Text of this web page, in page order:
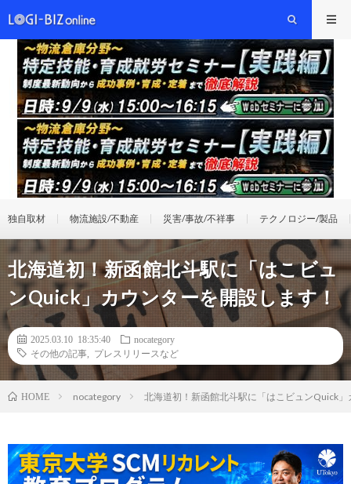
独自取材 物流施設/不動産 災害/事故/不祥事 テクノロジー/製品
北海道初！新函館北斗駅に「はこビュ
ンQuick」カウンターを開設します！
2025.03.10 18:35:40
nocategory
その他の記事
プレスリリースなど
HOME nocategory 北海道初！新函館北斗駅に「はこビュンQuick